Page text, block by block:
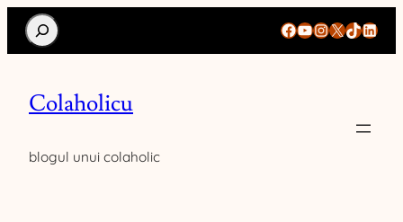
Search Facebook
YouTube
Instagram
X TikTok
Colaholicu
blogul unui colaholic